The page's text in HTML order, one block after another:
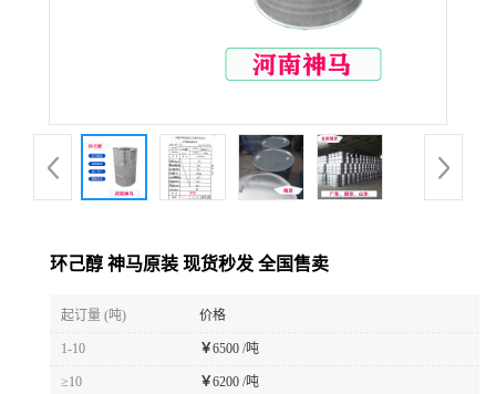
环己醇 神马原装 现货秒发 全国售卖
起订量 (吨) 价格
1-10 ￥6500 /吨
≥10 ￥6200 /吨